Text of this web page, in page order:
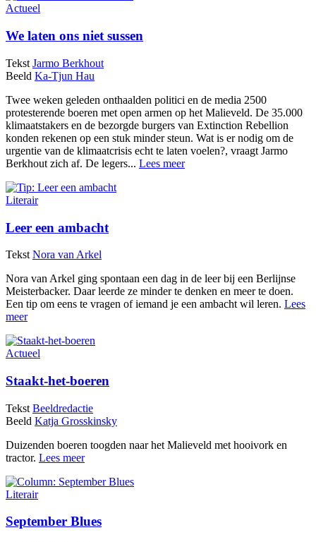
Actueel
We laten ons niet sussen
Tekst Jarmo Berkhout
Beeld Ka-Tjun Hau
Twee weken geleden onthaalden politici en de media 2500
protesterende boeren met open armen op het Malieveld. De 35.000
klimaatstakers en de bezorgde burgers van Extinction Rebellion
konden rekenen op een stuk minder steun. Wat is er nodig om de
urgentie van de klimaatcrisis echt te laten voelen?, vraagt Jarmo
Berkhout zich af. De legers... Lees meer
Literair
Leer een ambacht
Tekst Nora van Arkel
Nora van Arkel ging spontaan een dag in de leer bij een Berlijnse
Meisterbacker. Daar leerde ze minder te denken en meer te doen.
Een tip om eens te vragen of iemand je een ambacht wil leren. Lees
meer
Actueel
Staakt-het-boeren
Tekst Beeldredactie
Beeld Katja Grosskinsky
Duizenden boeren toogden naar het Malieveld met hooivork en
tractor. Lees meer
Literair
September Blues